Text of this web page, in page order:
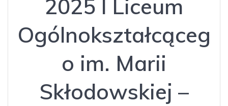
2025 I Liceum
Ogólnokształcąceg
o im. Marii
Skłodowskiej –